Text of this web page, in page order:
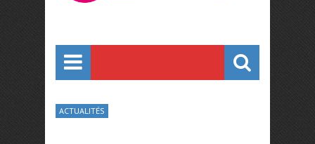
ACTUALITÉS